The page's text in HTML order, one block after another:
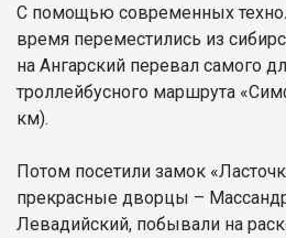
С помощью современных
время переместились из
на Ангарский перевал самого
троллейбусного маршрута
км).
Потом посетили замок
прекрасные дворцы –
Левадийский, побывали на